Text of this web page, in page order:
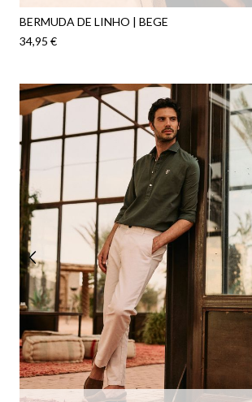
BERMUDA DE LINHO | BEGE
34,95 €